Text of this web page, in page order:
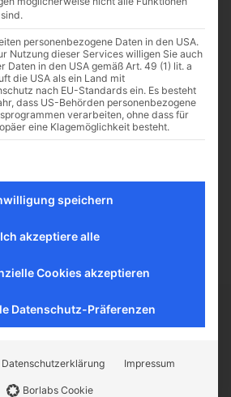
Leute:
du trägst
an ihrer
Man solle
reden. Als ob
Herzensanliegen von
personenbezogene Daten in den USA.
Nutzung dieser Services willigen Sie auch
Daten in den USA gemäß Art. 49 (1) lit. a
die USA als ein Land mit
nach EU-Standards ein. Es besteht
dass US-Behörden personenbezogene
verarbeiten, ohne dass für
eine Klagemöglichkeit besteht.
Service-Gruppen, für die eine
sammeln Nutzungsdaten, die uns
und Social-Media-Plattformen
speichern
Ich akzeptiere alle
Cookies akzeptieren
Datenschutz-Präferenzen
Datenschutzerklärung Impressum
Borlabs Cookie